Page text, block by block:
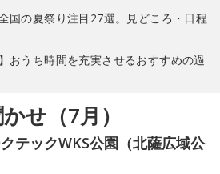
国の夏祭り注目27選。見どころ・日程
おうち時間を充実させるおすすめの過
せ（7月）
テックWKS公園（北薩広域公